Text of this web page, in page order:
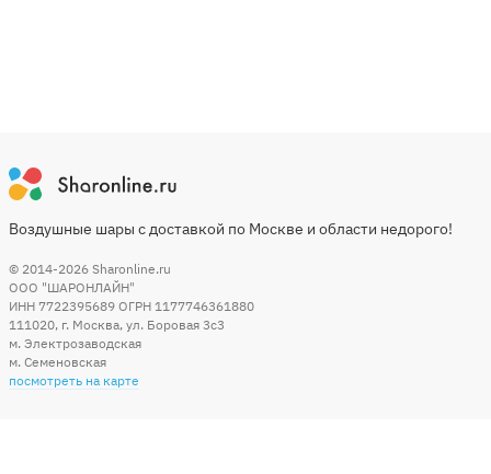
Воздушные шары с доставкой по Москве и области недорого!
© 2014-2026 Sharonline.ru
ООО "ШАРОНЛАЙН"
ИНН 7722395689 ОГРН 1177746361880
111020, г. Москва, ул. Боровая 3c3
м. Электрозаводская
м. Семеновская
посмотреть на карте